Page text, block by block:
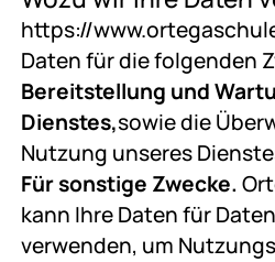
https://
Daten für die folgenden
Bereitstellung und
Dienstes,sowie die
Nutzung unseres
Für sonstige Zwecke.
kann Ihre Daten für
verwenden, um